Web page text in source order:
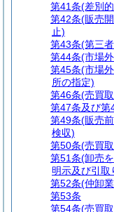
第41条(差別
第42条(販売
止)
第43条(第三
第44条(市場
第45条(市場
所の指定)
第46条(売買
第47条及び第
第49条(販売
検収)
第50条(売買
第51条(卸売
明示及び引取
第52条(仲卸
第53条
第54条(売買